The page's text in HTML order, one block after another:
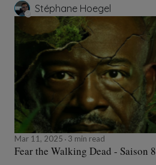
Stéphane Hoegel
Mar 11, 2025 3 min read
Fear the Walking Dead - Saison 8